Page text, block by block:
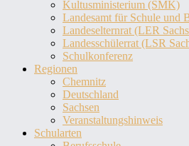
Kultusministerium (SMK)
Landesamt für Schule und
Landeselternrat (LER
Landesschülerrat (LSR
Schulkonferenz
Regionen
Chemnitz
Deutschland
Sachsen
Veranstaltungshinweis
Schularten